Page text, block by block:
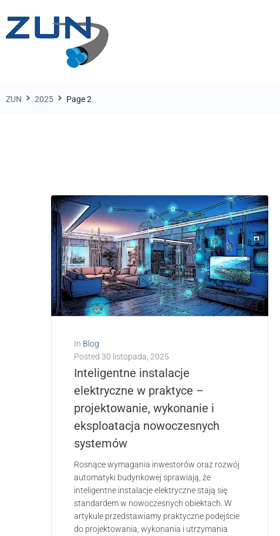
ZUN 2025 Page 2
In Blog
Posted 30 listopada, 2025
Inteligentne instalacje
elektryczne w praktyce –
projektowanie, wykonanie i
eksploatacja nowoczesnych
systemów
Rosnące wymagania inwestorów oraz rozwój
automatyki budynkowej sprawiają, że
inteligentne instalacje elektryczne stają się
standardem w nowoczesnych obiektach. W
artykule przedstawiamy praktyczne podejście
do projektowania, wykonania i utrzymania